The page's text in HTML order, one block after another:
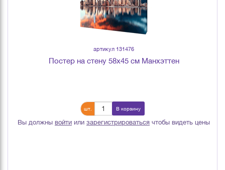
артикул 131476
Постер на стену 58х45 см Манхэттен
шт. В корзину
Вы должны войти или зарегистрироваться чтобы видеть цены